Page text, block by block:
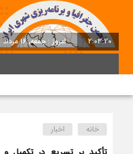
2:03:21 امروز : جمعه, ۱۶ مرداد , ۱۴۰۵
خانه اخبار